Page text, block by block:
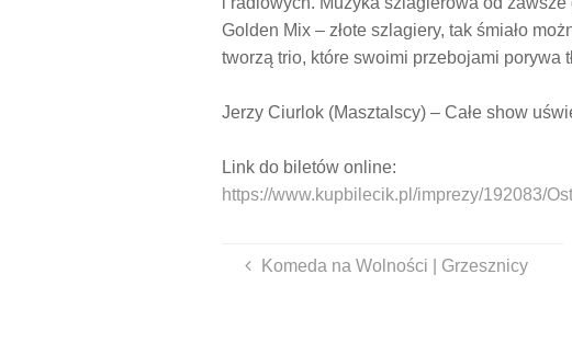
Golden Mix – złote szlagiery, tak śmiało
tworzą trio, które swoimi przebojami porywa
Jerzy Ciurlok (Masztalscy) – Całe show
Link do biletów online:
https://www.kupbilecik.pl/imprezy/192083/
Komeda na Wolności | Grzesznicy